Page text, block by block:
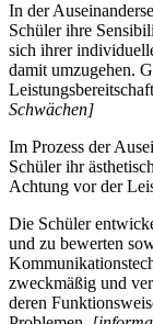
In der
Schüler ihre
sich ihrer
damit umzugehen.
Schwächen]
Im Prozess der
Schüler ihr
Achtung vor der
Die Schüler
und zu bewerten
zweckmäßig und
deren